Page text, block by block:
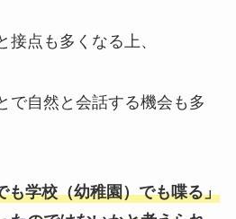
点も多くなる上、
で自然と会話する機会も多
学校（幼稚園）でも喋る」